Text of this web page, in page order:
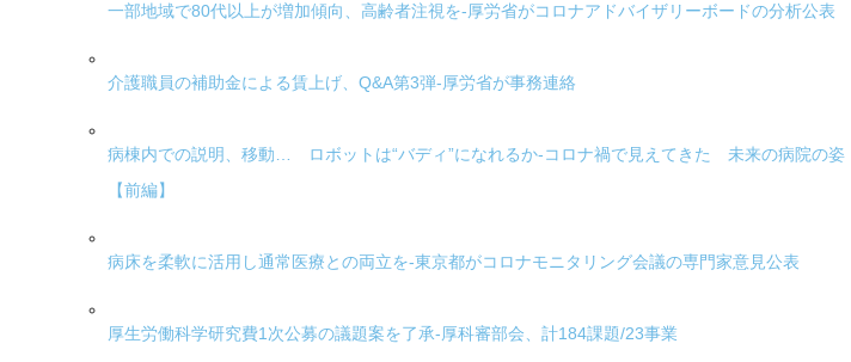
一部地域で80代以上が増加傾向、高齢者注視を-厚労省がコロナアドバイザリーボードの分析公表
介護職員の補助金による賃上げ、Q&A第3弾-厚労省が事務連絡
病棟内での説明、移動… ロボットは“バディ”になれるか-コロナ禍で見えてきた 未来の病院の姿
【前編】
病床を柔軟に活用し通常医療との両立を-東京都がコロナモニタリング会議の専門家意見公表
厚生労働科学研究費1次公募の議題案を了承-厚科審部会、計184課題/23事業